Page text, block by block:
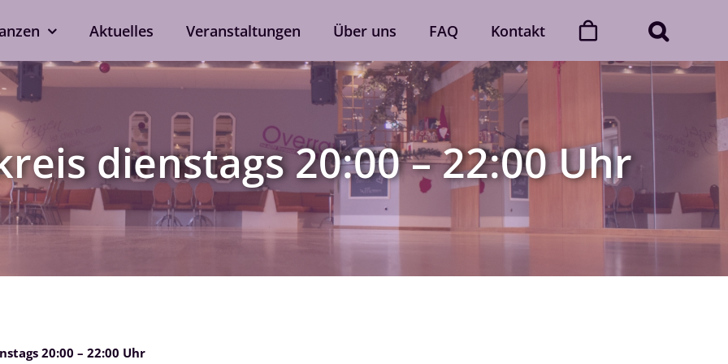
Tanzen ohne Partner
Line Dance
Single-Anmeldung
Privatstunden
Nach Verfügbarkeit auch gerne
bei eurem Wunschtrainer. Auch
Dance with friends
Der „Dance with friends“-Club
Mehr erfahren
Gutscheine
Momente voller Rhythmus und
Aktuelles Veranstaltungen Über uns FAQ Kontakt
dienstags 20:00 – 22:00 Uhr
20:00 – 22:00 Uhr